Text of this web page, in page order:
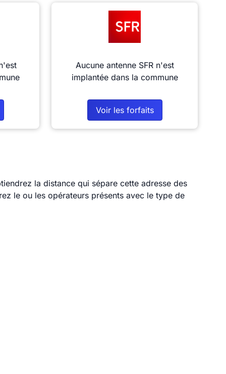
Aucune antenne SFR n'est
implantée dans la commune
Voir les forfaits
la distance qui sépare cette adresse des
le ou les opérateurs présents avec le type de